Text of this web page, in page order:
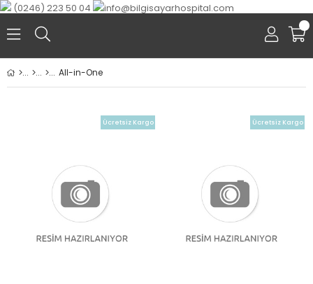
(0246) 223 50 04 info@bilgisayarhospital.com
0
All-in-One
Ücretsiz Kargo Ücretsiz Kargo